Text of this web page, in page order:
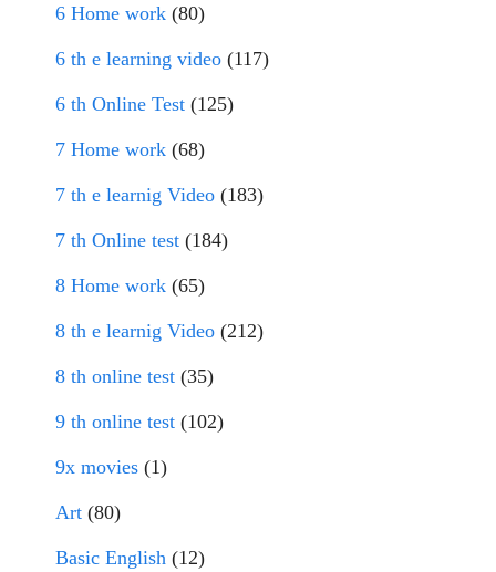
6 Home work (80)
6 th e learning video (117)
6 th Online Test (125)
7 Home work (68)
7 th e learnig Video (183)
7 th Online test (184)
8 Home work (65)
8 th e learnig Video (212)
8 th online test (35)
9 th online test (102)
9x movies (1)
Art (80)
Basic English (12)